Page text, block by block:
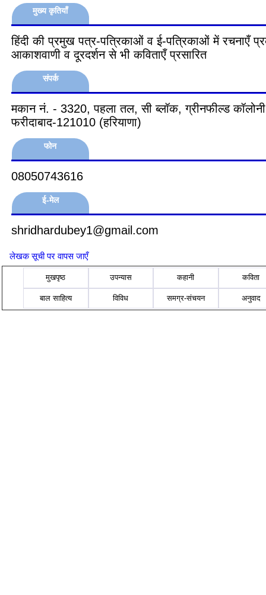
मुख्य कृतियाँ
हिंदी की प्रमुख पत्र-पत्रिकाओं व ई-पत्रिकाओं में रचनाएँ
आकाशवाणी व दूरदर्शन से भी कविताएँ प्रसारित
संपर्क
मकान नं. - 3320, पहला तल, सी ब्लॉक, ग्रीनफील्ड
फरीदाबाद-121010 (हरियाणा)
फोन
08050743616
ई-मेल
shridhardubey1@gmail.com
लेखक सूची पर वापस जाएँ
मुखपृष्ठ उपन्यास कहानी कविता
बाल साहित्य विविध समग्र-संचयन अनुवाद